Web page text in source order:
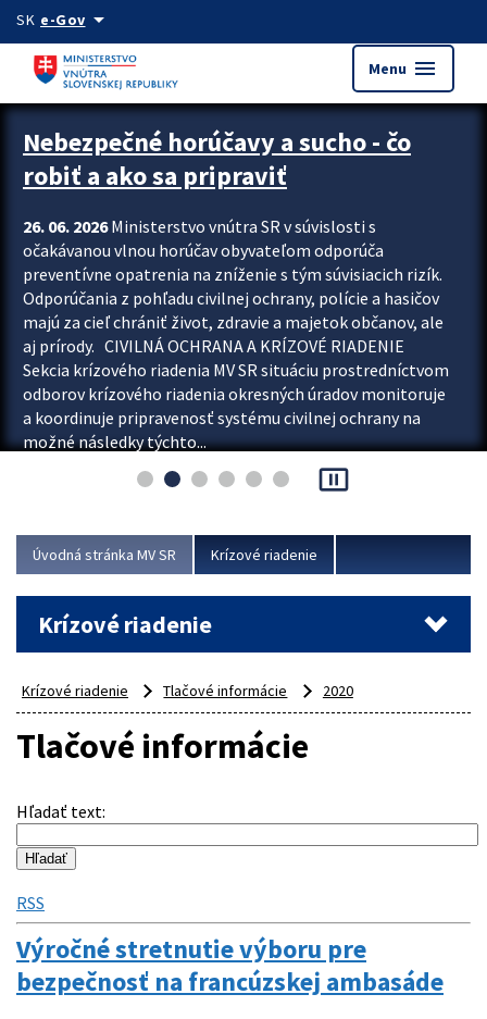
Preskocit na hlavný obsah
SK e-Govarrow_drop_down
Menu menu
Zastavit automatický posun upútavok
Nebezpečné horúčavy a sucho - čo
robiť a ako sa pripraviť
26. 06. 2026Ministerstvo vnútra SR v súvislosti s
očakávanou vlnou horúčav obyvateľom odporúča
preventívne opatrenia na zníženie s tým súvisiacich rizík.
Odporúčania z pohľadu civilnej ochrany, polície a hasičov
majú za cieľ chrániť život, zdravie a majetok občanov, ale
aj prírody. CIVILNÁ OCHRANA A KRÍZOVÉ RIADENIE
Sekcia krízového riadenia MV SR situáciu prostredníctvom
odborov krízového riadenia okresných úradov monitoruje
a koordinuje pripravenosť systému civilnej ochrany na
možné následky týchto...
pause_presentation
Úvodná stránka MV SR Krízové riadenie
Krízové riadenie
Krízové riadenie Tlačové informácie 2020
Tlačové informácie
Hľadať text:
RSS
Výročné stretnutie výboru pre
bezpečnosť na francúzskej ambasáde